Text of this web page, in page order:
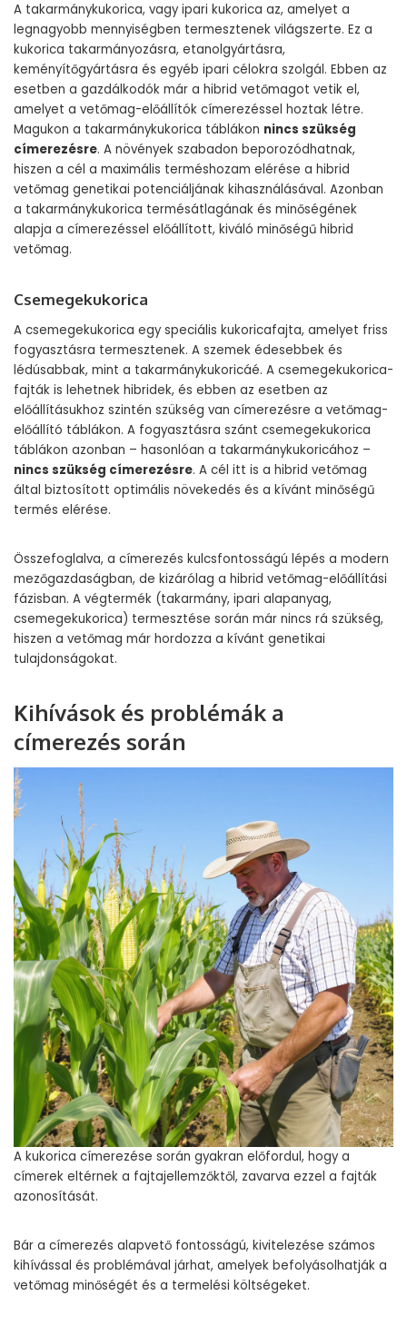
A takarmánykukorica, vagy ipari kukorica az, amelyet a
legnagyobb mennyiségben termesztenek világszerte. Ez a
kukorica takarmányozásra, etanolgyártásra,
keményítőgyártásra és egyéb ipari célokra szolgál. Ebben az
esetben a gazdálkodók már a hibrid vetőmagot vetik el,
amelyet a vetőmag-előállítók címerezéssel hoztak létre.
Magukon a takarmánykukorica táblákon nincs szükség
címerezésre. A növények szabadon beporozódhatnak,
hiszen a cél a maximális terméshozam elérése a hibrid
vetőmag genetikai potenciáljának kihasználásával. Azonban
a takarmánykukorica termésátlagának és minőségének
alapja a címerezéssel előállított, kiváló minőségű hibrid
vetőmag.
Csemegekukorica
A csemegekukorica egy speciális kukoricafajta, amelyet friss
fogyasztásra termesztenek. A szemek édesebbek és
lédúsabbak, mint a takarmánykukoricáé. A csemegekukorica-
fajták is lehetnek hibridek, és ebben az esetben az
előállításukhoz szintén szükség van címerezésre a vetőmag-
előállító táblákon. A fogyasztásra szánt csemegekukorica
táblákon azonban – hasonlóan a takarmánykukoricához –
nincs szükség címerezésre. A cél itt is a hibrid vetőmag
által biztosított optimális növekedés és a kívánt minőségű
termés elérése.
Összefoglalva, a címerezés kulcsfontosságú lépés a modern
mezőgazdaságban, de kizárólag a hibrid vetőmag-előállítási
fázisban. A végtermék (takarmány, ipari alapanyag,
csemegekukorica) termesztése során már nincs rá szükség,
hiszen a vetőmag már hordozza a kívánt genetikai
tulajdonságokat.
Kihívások és problémák a
címerezés során
A kukorica címerezése során gyakran előfordul, hogy a
címerek eltérnek a fajtajellemzőktől, zavarva ezzel a fajták
azonosítását.
Bár a címerezés alapvető fontosságú, kivitelezése számos
kihívással és problémával járhat, amelyek befolyásolhatják a
vetőmag minőségét és a termelési költségeket.